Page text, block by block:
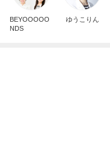
BEYOOOOO
NDS
ゆうこりん